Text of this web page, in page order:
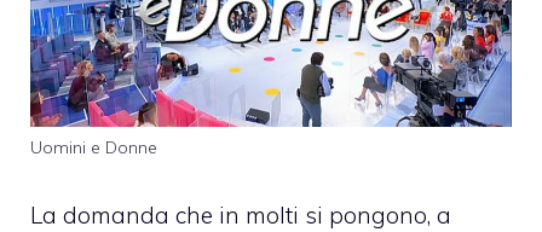
Uomini e Donne
La domanda che in molti si pongono, a